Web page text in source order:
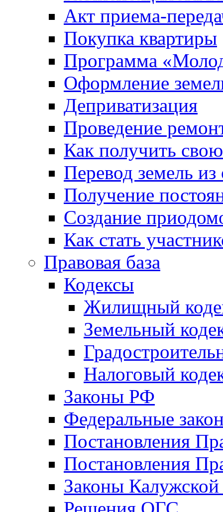
Акт приема-
Покупка квартиры
Программа
Оформление
Деприватизация
Проведение
Как получить
Перевод земель
Получение
Создание
Как стать
Правовая база
Кодексы
Жилищный
Земельный
Налоговый
Законы РФ
Федеральные
Постановления
Постановления
Законы Калужской